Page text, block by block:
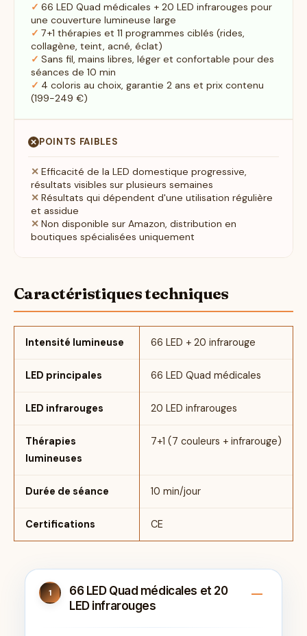
66 LED Quad médicales + 20 LED infrarouges pour
une couverture lumineuse large
7+1 thérapies et 11 programmes ciblés (rides,
collagène, teint, acné, éclat)
Sans fil, mains libres, léger et confortable pour des
séances de 10 min
4 coloris au choix, garantie 2 ans et prix contenu
(199-249 €)
POINTS FAIBLES
Efficacité de la LED domestique progressive,
résultats visibles sur plusieurs semaines
Résultats qui dépendent d'une utilisation régulière
et assidue
Non disponible sur Amazon, distribution en
boutiques spécialisées uniquement
Caractéristiques techniques
Intensité lumineuse 66 LED + 20 infrarouge
LED principales 66 LED Quad médicales
LED infrarouges 20 LED infrarouges
Thérapies
lumineuses
7+1 (7 couleurs + infrarouge)
Durée de séance 10 min/jour
Certifications CE
1
66 LED Quad médicales et 20
LED infrarouges